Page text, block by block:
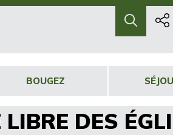
BOUGEZ
DES